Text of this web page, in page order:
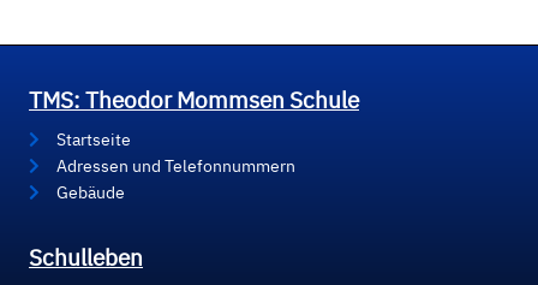
TMS: Theodor Mommsen Schule
Startseite
Adressen und Telefonnummern
Gebäude
Schulleben